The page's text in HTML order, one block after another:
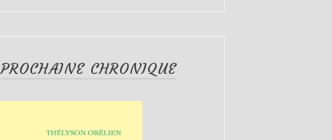
PROCHAINE CHRONIQUE